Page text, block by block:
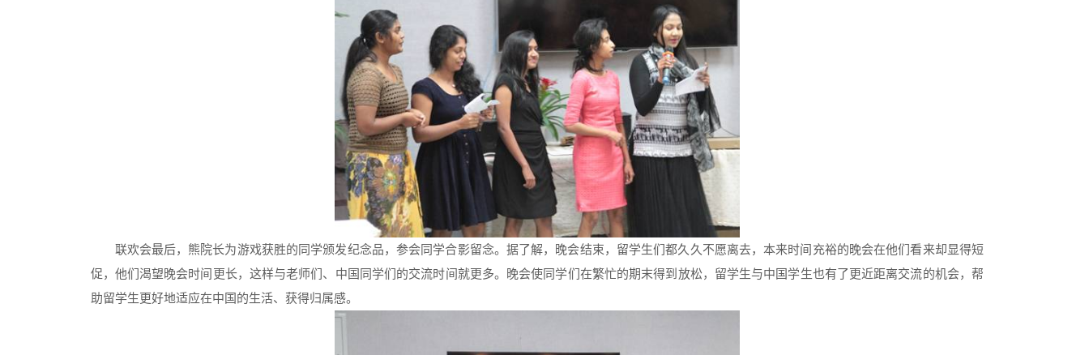
联欢会最后，熊院长为游戏获胜的同学颁发纪念品，参会同学合影留念。据了解，晚会结束，留学生们都久久不愿离去，本来时间充裕的晚会在他们看来却显得短
促，他们渴望晚会时间更长，这样与老师们、中国同学们的交流时间就更多。晚会使同学们在繁忙的期末得到放松，留学生与中国学生也有了更近距离交流的机会，帮
助留学生更好地适应在中国的生活、获得归属感。